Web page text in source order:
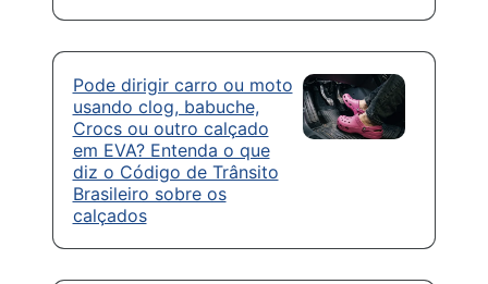
Pode dirigir carro ou moto
usando clog, babuche,
Crocs ou outro calçado
em EVA? Entenda o que
diz o Código de Trânsito
Brasileiro sobre os
calçados